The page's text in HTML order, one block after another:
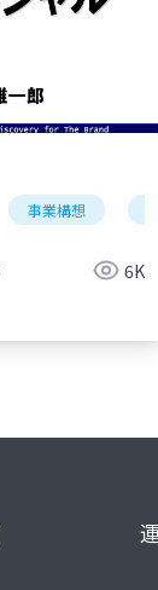
事業構想
6K